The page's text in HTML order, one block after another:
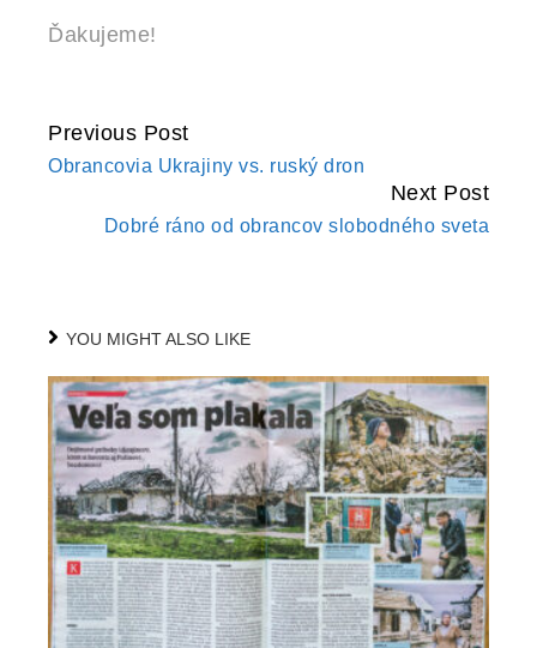
Ďakujeme!
CONTINUE
READING
Previous Post
Obrancovia Ukrajiny vs. ruský dron
Next Post
Dobré ráno od obrancov slobodného sveta
YOU MIGHT ALSO LIKE